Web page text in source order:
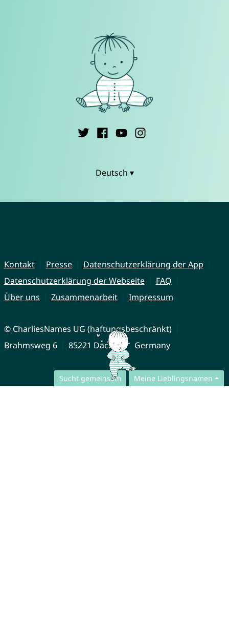
Sucht gemeinsam Meine Lieblingsnamen
Deutsch ▾
Kontakt Presse
Datenschutzerklärung der App
Datenschutzerklärung der Webseite
FAQ
Über uns
Zusammenarbeit Impressum
© CharliesNames UG (haftungsbeschränkt)
Brahmsweg 6
85221 Dachau Germany